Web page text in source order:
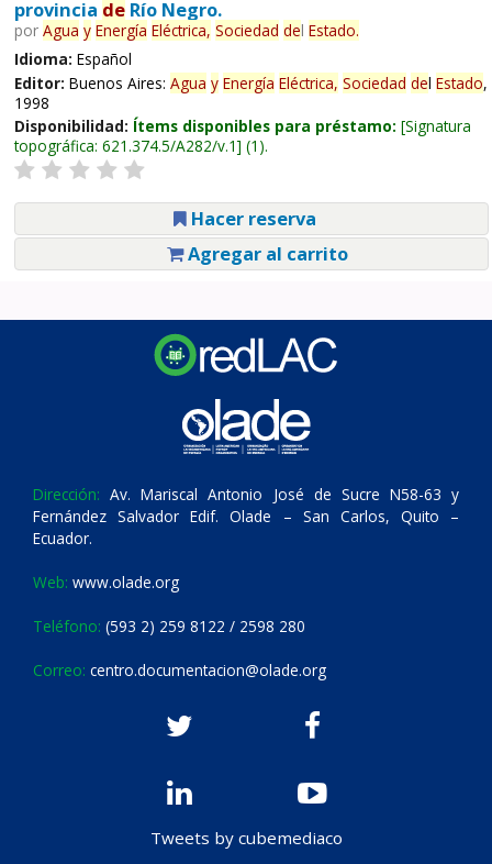
provincia deRío Negro.
por Agua y Energía Eléctrica, Sociedad del Estado.
Idioma: Español
Editor: Buenos Aires: Agua y Energía Eléctrica, Sociedad del Estado,
1998
Disponibilidad: Ítems disponibles para préstamo: Signatura
topográfica: 621.374.5/A282/v.1 (1).
Hacer reserva
Agregar al carrito
Dirección: Av. Mariscal Antonio José de Sucre N58-63 y
Fernández Salvador Edif. Olade – San Carlos, Quito –
Ecuador.
Web: www.olade.org
Teléfono: (593 2) 259 8122 / 2598 280
Correo: centro.documentacion@olade.org
Tweets by cubemediaco